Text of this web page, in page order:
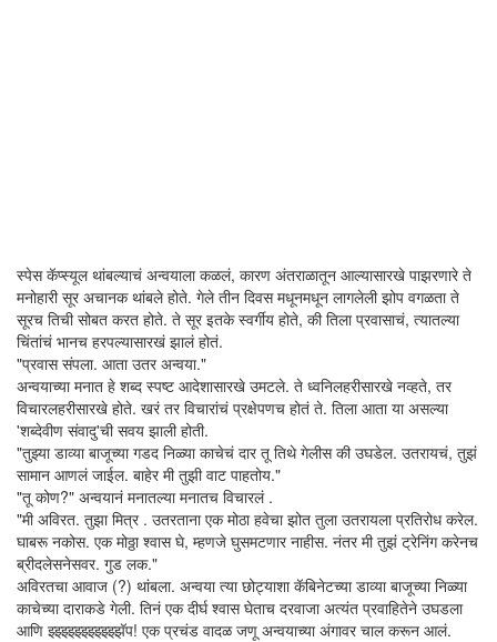
स्पेस कॅप्स्यूल थांबल्याचं अन्वयाला कळलं, कारण अंतराळातून आल्यासारखे पाझरणारे ते
मनोहारी सूर अचानक थांबले होते. गेले तीन दिवस मधूनमधून लागलेली झोप वगळता ते
सूरच तिची सोबत करत होते. ते सूर इतके स्वर्गीय होते, की तिला प्रवासाचं, त्यातल्या
चिंतांचं भानच हरपल्यासारखं झालं होतं.
"प्रवास संपला. आता उतर अन्वया."
अन्वयाच्या मनात हे शब्द स्पष्ट आदेशासारखे उमटले. ते ध्वनिलहरीसारखे नव्हते, तर
विचारलहरीसारखे होते. खरं तर विचारांचं प्रक्षेपणच होतं ते. तिला आता या असल्या
'शब्देवीण संवादु'ची सवय झाली होती.
"तुझ्या डाव्या बाजूच्या गडद निळ्या काचेचं दार तू तिथे गेलीस की उघडेल. उतरायचं, तुझं
सामान आणलं जाईल. बाहेर मी तुझी वाट पाहतोय."
"तू कोण?" अन्वयानं मनातल्या मनातच विचारलं .
"मी अविरत. तुझा मित्र . उतरताना एक मोठा हवेचा झोत तुला उतरायला प्रतिरोध करेल.
घाबरू नकोस. एक मोठ्ठा श्वास घे, म्हणजे घुसमटणार नाहीस. नंतर मी तुझं ट्रेनिंग करेनच
ब्रीदलेसनेसवर. गुड लक."
अविरतचा आवाज (?) थांबला. अन्वया त्या छोट्याशा कॅबिनेटच्या डाव्या बाजूच्या निळ्या
काचेच्या दाराकडे गेली. तिनं एक दीर्घ श्वास घेताच दरवाजा अत्यंत प्रवाहितेने उघडला
आणि झ्झ्झ्झ्झ्झ्झ्झ्झ्झ्झॅप! एक प्रचंड वादळ जणू अन्वयाच्या अंगावर चाल करून आलं.